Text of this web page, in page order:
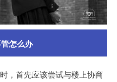
怎么办
，首先应该尝试与楼上协商